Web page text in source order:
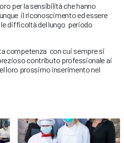
per la sensibilità che hanno
il riconoscimento ed essere
difficoltà del lungo periodo
competenza con cui sempre si
contributo professionale ai
loro prossimo inserimento nel